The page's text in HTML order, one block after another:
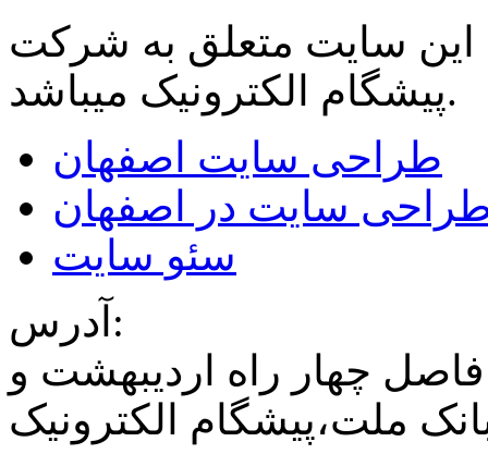
این سایت متعلق به شرکت
پیشگام الکترونیکمیباشد.
طراحی سایت اصفهان
سایت در اصفهان
سئو سایت
آدرس:
چهار راه اردیبهشت و
ملت،پیشگام الکترونیک